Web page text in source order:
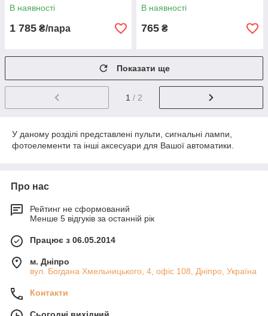
В наявності
1 785 ₴/пара
В наявності
765 ₴
Показати ще
1 / 2
У даному розділі представлені пульти, сигнальні лампи,
фотоелементи та інші аксесуари для Вашої автоматики.
Про нас
Рейтинг не сформований
Менше 5 відгуків за останній рік
Працює з 06.05.2014
м. Дніпро
вул. Богдана Хмельницького, 4, офіс 108, Дніпро, Україна
Контакти